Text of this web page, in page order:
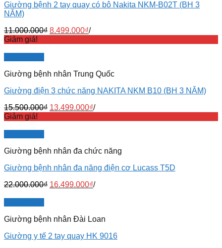
Giường bệnh 2 tay quay có bô Nakita NKM-B02T (BH 3
NĂM)
11.000.000₫ 8.499.000₫/
Giảm giá!
Giường bệnh nhân Trung Quốc
Giường điện 3 chức năng NAKITA NKM B10 (BH 3 NĂM)
15.500.000₫ 13.499.000₫/
Giảm giá!
Giường bệnh nhân đa chức năng
Giường bệnh nhân đa năng điện cơ Lucass T5D
22.000.000₫ 16.499.000₫/
Giường bệnh nhân Đài Loan
Giường y tế 2 tay quay HK 9016